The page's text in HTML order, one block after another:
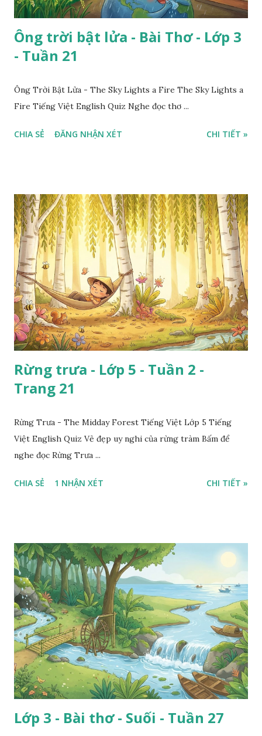
Ông trời bật lửa - Bài Thơ - Lớp 3
- Tuần 21
Ông Trời Bật Lửa - The Sky Lights a Fire The Sky Lights a
Fire Tiếng Việt English Quiz Nghe đọc thơ ...
CHIA SẺ ĐĂNG NHẬN XÉT CHI TIẾT »
Rừng trưa - Lớp 5 - Tuần 2 -
Trang 21
Rừng Trưa - The Midday Forest Tiếng Việt Lớp 5 Tiếng
Việt English Quiz Vẻ đẹp uy nghi của rừng tràm Bấm để
nghe đọc Rừng Trưa ...
CHIA SẺ 1 NHẬN XÉT CHI TIẾT »
Lớp 3 - Bài thơ - Suối - Tuần 27